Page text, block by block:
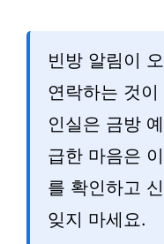
빈방 알림이
연락하는 것
인실은 금방
급한 마음은
를 확인하고
잊지 마세요.